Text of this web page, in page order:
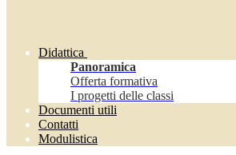
Didattica
Panoramica
Offerta formativa
I progetti delle classi
Documenti utili
Contatti
Modulistica